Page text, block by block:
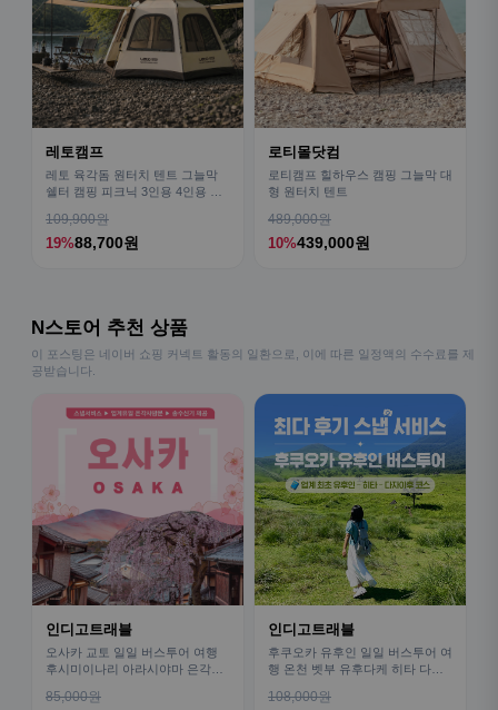
레토캠프
레토 육각돔 원터치 텐트 그늘막
쉘터 캠핑 피크닉 3인용 4인용 패
109,900원
19%88,700원
로티몰닷컴
로티캠프 힐하우스 캠핑 그늘막 대
형 원터치 텐트
489,000원
10%439,000원
N스토어 추천 상품
이 포스팅은 네이버 쇼핑 커넥트 활동의 일환으로, 이에 따른 일정액의 수수료를 제
공받습니다.
인디고트래블
오사카 교토 일일 버스투어 여행
후시미이나리 아라시야마 은각사
85,000원
인디고트래블
후쿠오카 유후인 일일 버스투어 여
행 온천 벳부 유후다케 히타 다자
108,000원